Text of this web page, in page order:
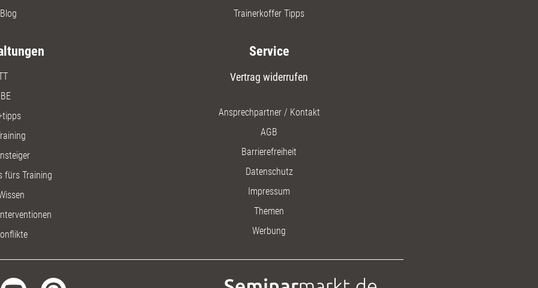
Trainerkoffer Tipps
fürs Training
Service
Vertrag widerrufen
Ansprechpartner / Kontakt
AGB
Barrierefreiheit
Datenschutz
Impressum
Themen
Werbung